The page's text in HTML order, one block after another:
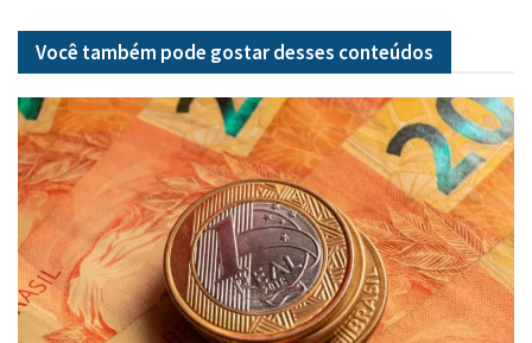
Você também pode gostar desses conteúdos